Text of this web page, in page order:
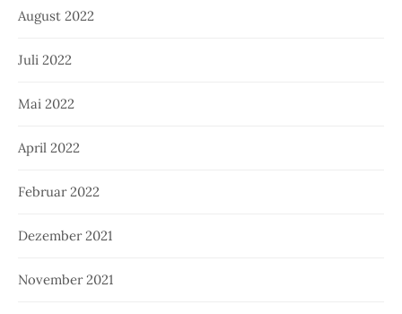
August 2022
Juli 2022
Mai 2022
April 2022
Februar 2022
Dezember 2021
November 2021